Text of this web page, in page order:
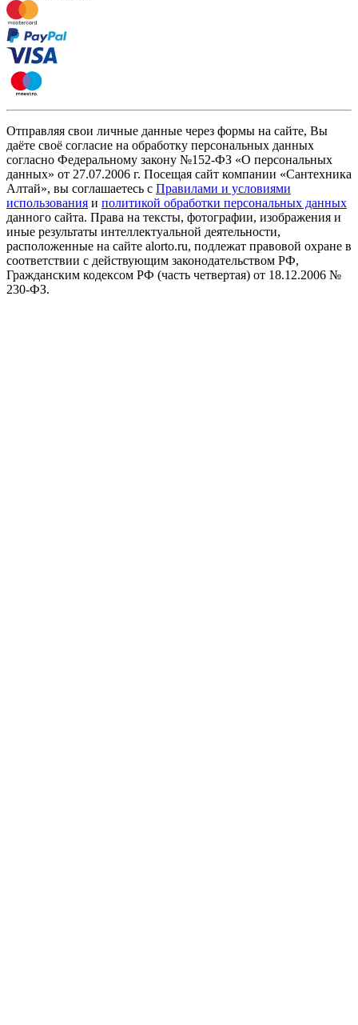
Отправляя свои личные данные через формы на сайте, Вы
даёте своё согласие на обработку персональных данных
согласно Федеральному закону №152-ФЗ «О персональных
данных» от 27.07.2006 г. Посещая сайт компании «Cантехника
Алтай», вы соглашаетесь с Правилами и условиями
использования и политикой обработки персональных данных
данного сайта. Права на тексты, фотографии, изображения и
иные результаты интеллектуальной деятельности,
расположенные на сайте alorto.ru, подлежат правовой охране в
соответствии с действующим законодательством РФ,
Гражданским кодексом РФ (часть четвертая) от 18.12.2006 №
230-ФЗ.